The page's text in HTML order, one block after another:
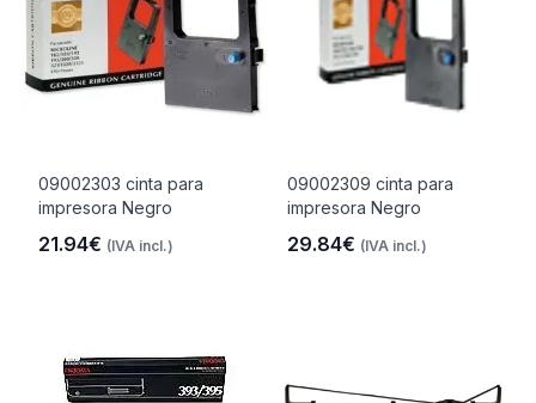
09002303 cinta para
impresora Negro
21.94€ (IVA incl.)
09002309 cinta para
impresora Negro
29.84€ (IVA incl.)